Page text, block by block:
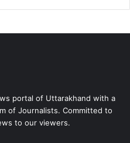
portal of Uttarakhand with a
of Journalists. Committed to
to our viewers.